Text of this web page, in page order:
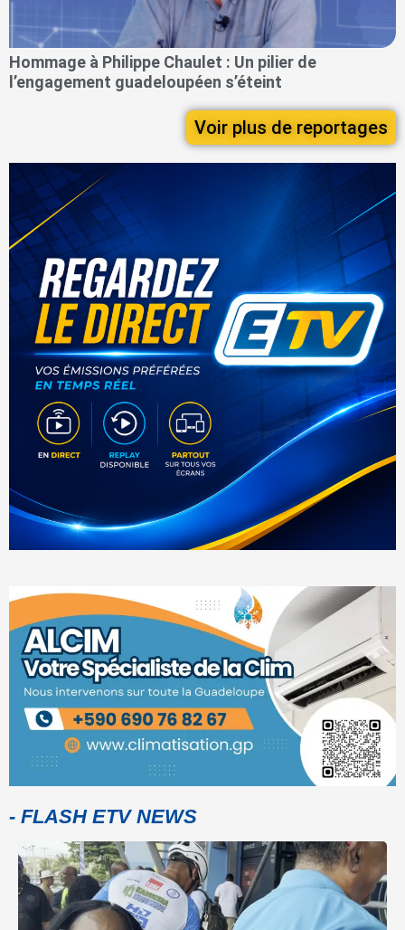
Hommage à Philippe Chaulet : Un pilier de
l’engagement guadeloupéen s’éteint
Voir plus de reportages
- FLASH ETV NEWS